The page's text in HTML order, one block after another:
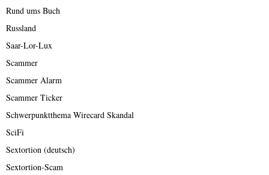
Rund ums Buch
Russland
Saar-Lor-Lux
Scammer
Scammer Alarm
Scammer Ticker
Schwerpunktthema Wirecard Skandal
SciFi
Sextortion (deutsch)
Sextortion-Scam